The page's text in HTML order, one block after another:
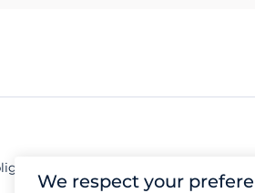
We respect your